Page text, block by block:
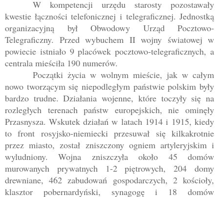
W kompetencji urzędu starosty pozostawały
kwestie łączności telefonicznej i telegraficznej. Jednostką
organizacyjną był Obwodowy Urząd Pocztowo-
Telegraficzny. Przed wybuchem II wojny światowej w
powiecie istniało 9 placówek pocztowo-telegraficznych, a
centrala mieściła 190 numerów.
Początki życia w wolnym mieście, jak w całym
nowo tworzącym się niepodległym państwie polskim były
bardzo trudne. Działania wojenne, które toczyły się na
rozległych terenach państw europejskich, nie ominęły
Przasnysza. Wskutek działań w latach 1914 i 1915, kiedy
to front rosyjsko-niemiecki przesuwał się kilkakrotnie
przez miasto, został zniszczony ogniem artyleryjskim i
wyludniony. Wojna zniszczyła około 45 domów
murowanych prywatnych 1-2 piętrowych, 204 domy
drewniane, 462 zabudowań gospodarczych, 2 kościoły,
klasztor pobernardyński, synagogę i 18 domów